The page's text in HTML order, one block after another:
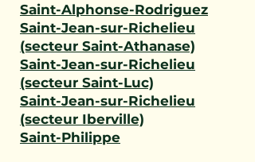
Saint-Alphonse-Rodriguez
Saint-Jean-sur-Richelieu
(secteur Saint-Athanase)
Saint-Jean-sur-Richelieu
(secteur Saint-Luc)
Saint-Jean-sur-Richelieu
(secteur Iberville)
Saint-Philippe